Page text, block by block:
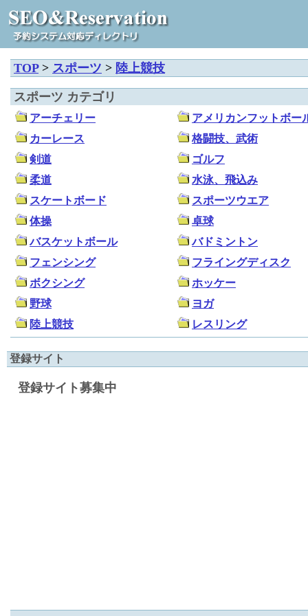
TOP> スポーツ > 陸上競技
スポーツ カテゴリ
アーチェリー
アメリカンフットボー
カーレース
格闘技、武術
剣道
ゴルフ
柔道
水泳、飛込み
スケートボード
スポーツウエア
体操
卓球
バスケットボール
バドミントン
フェンシング
フライングディスク
ボクシング
ホッケー
野球
ヨガ
陸上競技
レスリング
登録サイト
登録サイト募集中